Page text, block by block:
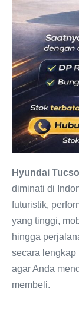
Hyundai
diminati di
futuristik,
yang tinggi,
hingga
secara lengkap
agar Anda
membeli.